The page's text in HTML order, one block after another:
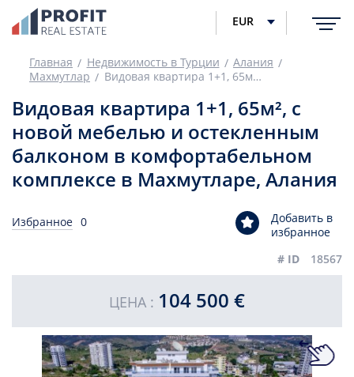
EUR
Главная Недвижимость в Турции
Алания
Махмутлар
Видовая квартира 1+1, 65м², с новой мебелью и остекленным балконом в комфортабельном комплексе в Махмутларе, Алания
Видовая квартира 1+1, 65м², с
новой мебелью и остекленным
балконом в комфортабельном
комплексе в Махмутларе, Алания
Избранное 0
Добавить в
избранное
# ID
18567
ЦЕНА : 104 500 €